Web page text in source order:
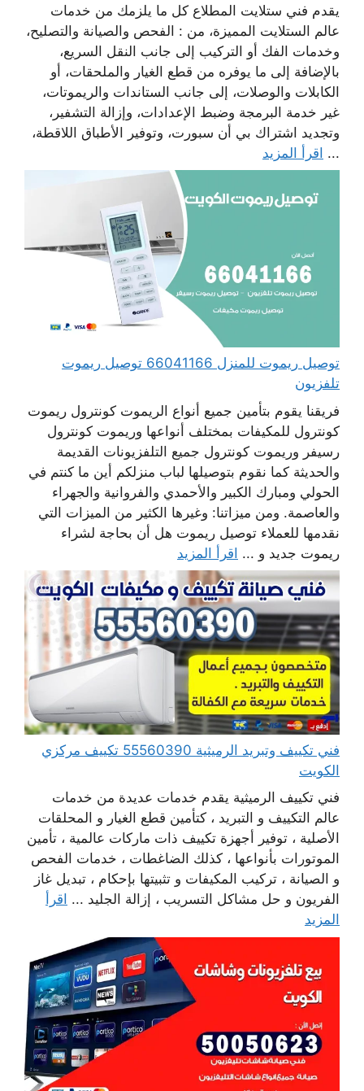
يقدم فني ستلايت المطلاع كل ما يلزمك من خدمات
عالم الستلايت المميزة، من : الفحص والصيانة والتصليح،
وخدمات الفك أو التركيب إلى جانب النقل السريع،
بالإضافة إلى ما يوفره من قطع الغيار والملحقات، أو
الكابلات والوصلات، إلى جانب الستاندات والريموتات،
غير خدمة البرمجة وضبط الإعدادات، وإزالة التشفير،
وتجديد اشتراك بي أن سبورت، وتوفير الأطباق اللاقطة،
... اقرأ المزيد
توصيل ريموت للمنزل 66041166 توصيل ريموت
تلفزيون
فريقنا يقوم بتأمين جميع أنواع الريموت كونترول ريموت
كونترول للمكيفات بمختلف أنواعها وريموت كونترول
رسيفر وريموت كونترول جميع التلفزيونات القديمة
والحديثة كما نقوم بتوصيلها لباب منزلكم أين ما كنتم في
الحولي ومبارك الكبير والأحمدي والفروانية والجهراء
والعاصمة. ومن ميزاتنا: وغيرها الكثير من الميزات التي
نقدمها للعملاء توصيل ريموت هل أن بحاجة لشراء
ريموت جديد و ... اقرأ المزيد
فني تكييف وتبريد الرميثية 55560390 تكييف مركزي
الكويت
فني تكييف الرميثية يقدم خدمات عديدة من خدمات
عالم التكييف و التبريد ، كتأمين قطع الغيار و المحلقات
الأصلية ، توفير أجهزة تكييف ذات ماركات عالمية ، تأمين
الموتورات بأنواعها ، كذلك الضاغطات ، خدمات الفحص
و الصيانة ، تركيب المكيفات و تثبيتها بإحكام ، تبديل غاز
الفريون و حل مشاكل التسريب ، إزالة الجليد ... اقرأ
المزيد